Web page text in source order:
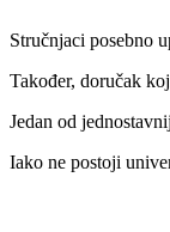
Stručnjaci posebno
Također, doručak
Jedan od
Iako ne postoji